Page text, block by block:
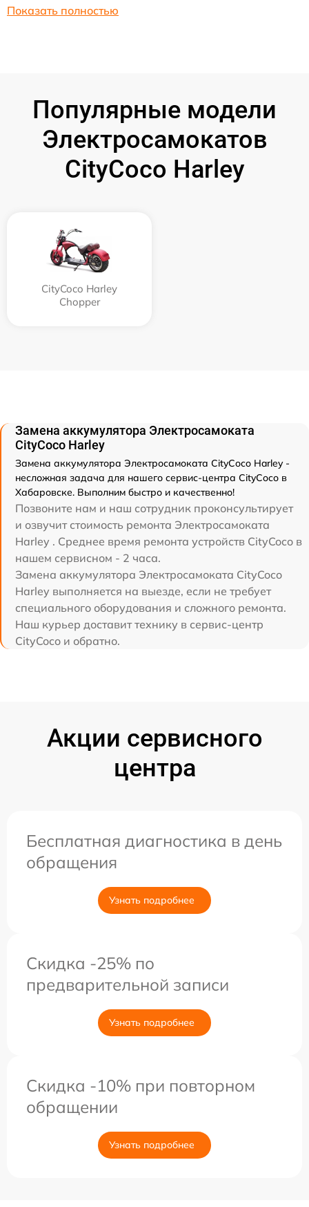
Показать полностью
Популярные модели
Электросамокатов
CityCoco Harley
CityCoco Harley
Chopper
Замена аккумулятора Электросамоката
CityCoco Harley
Замена аккумулятора Электросамоката CityCoco Harley -
несложная задача для нашего сервис-центра CityCoco в
Хабаровске. Выполним быстро и качественно!
Позвоните нам и наш сотрудник проконсультирует
и озвучит стоимость ремонта Электросамоката
Harley . Среднее время ремонта устройств CityCoco в
нашем сервисном - 2 часа.
Замена аккумулятора Электросамоката CityCoco
Harley выполняется на выезде, если не требует
специального оборудования и сложного ремонта.
Наш курьер доставит технику в сервис-центр
CityCoco и обратно.
Акции сервисного
центра
Бесплатная диагностика в день
обращения
Узнать подробнее
Скидка -25% по
предварительной записи
Узнать подробнее
Скидка -10% при повторном
обращении
Узнать подробнее